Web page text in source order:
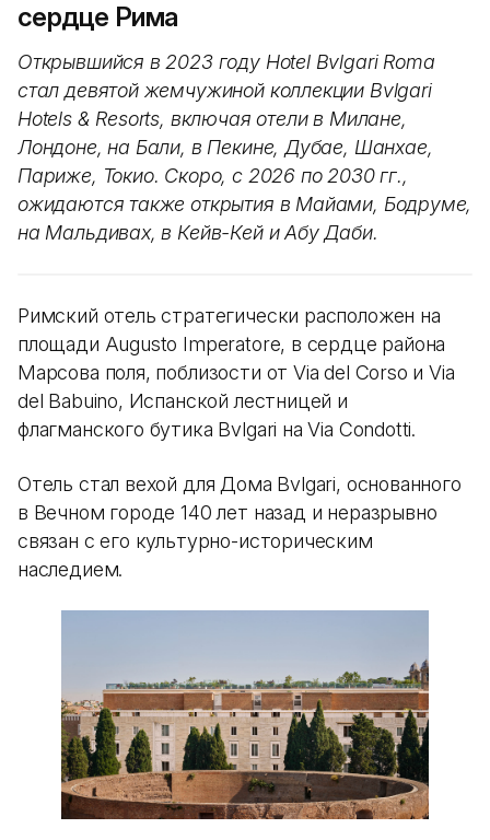
сердце Рима
Открывшийся в 2023 году Hotel Bvlgari Roma
стал девятой жемчужиной коллекции Bvlgari
Hotels & Resorts, включая отели в Милане,
Лондоне, на Бали, в Пекине, Дубае, Шанхае,
Париже, Токио. Скоро, с 2026 по 2030 гг.,
ожидаются также открытия в Майами, Бодруме,
на Мальдивах, в Кейв-Кей и Абу Даби.
Римский отель стратегически расположен на
площади Augusto Imperatore, в сердце района
Марсова поля, поблизости от Via del Corso и Via
del Babuino, Испанской лестницей и
флагманского бутика Bvlgari на Via Condotti.
Отель стал вехой для Дома Bvlgari, основанного
в Вечном городе 140 лет назад и неразрывно
связан с его культурно-историческим
наследием.